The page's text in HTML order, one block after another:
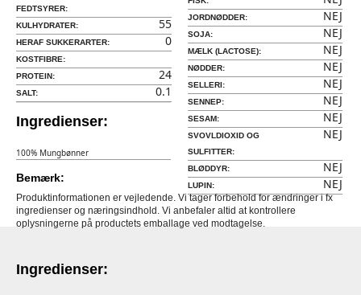
FEDTSYRER:
KULHYDRATER:
55
HERAF SUKKERARTER: 0
KOSTFIBRE:
PROTEIN:
24
SALT: 0.1
Ingredienser:
100% Mungbønner
JORDNØDDER: NEJ
SOJA: NEJ
MÆLK (LACTOSE): NEJ
NØDDER: NEJ
SELLERI: NEJ
SENNEP: NEJ
SESAM: NEJ
SVOVLDIOXID OG
SULFITTER:
NEJ
BLØDDYR: NEJ
LUPIN: NEJ
Bemærk:
Produktinformationen er vejledende. Vi tager forbehold for ændringer i fx
ingredienser og næringsindhold. Vi anbefaler altid at kontrollere
oplysningerne på productets emballage ved modtagelse.
Ingredienser: